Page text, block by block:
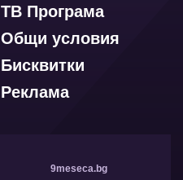
ТВ Програма
Общи условия
Бисквитки
Реклама
9meseca.bg